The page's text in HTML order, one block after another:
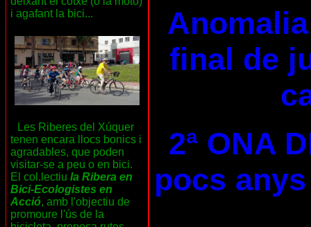
i agafant la bici...
Les Riberes del Xúquer
tenen encara llocs bonics i
agradables, que poden
visitar-se a peu o en bici.
El col.lectiu la Ribera en
Bici-Ecologistes en
Acció, amb l'objectiu de
promoure l'ús de la
final de
2ª ONA
pocs